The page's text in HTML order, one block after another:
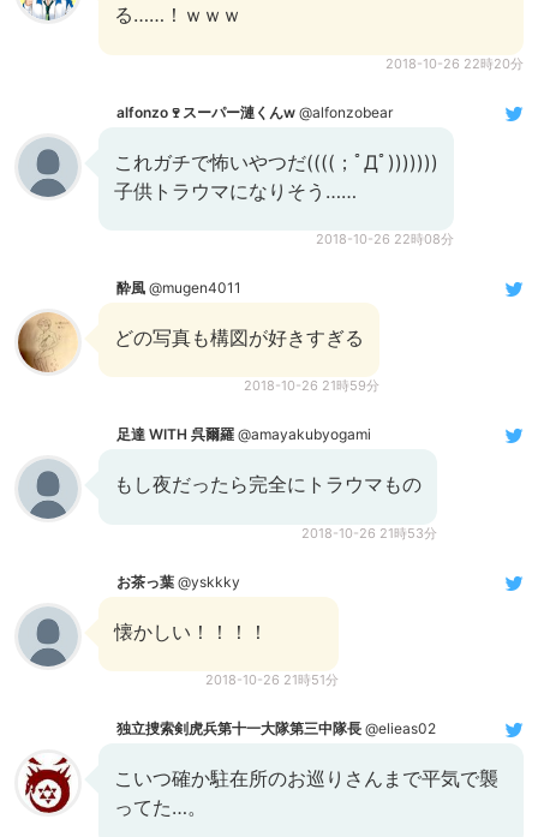
る……！ｗｗｗ
2018-10-26 22時20分
alfonzo🍷スーパー漣くんw @alfonzobear
これガチで怖いやつだ((((；ﾟДﾟ)))))))
子供トラウマになりそう……
2018-10-26 22時08分
酔風 @mugen4011
どの写真も構図が好きすぎる
2018-10-26 21時59分
足達 WITH 呉爾羅 @amayakubyogami
もし夜だったら完全にトラウマもの
2018-10-26 21時53分
お茶っ葉 @yskkky
懐かしい！！！！
2018-10-26 21時51分
独立捜索剣虎兵第十一大隊第三中隊長 @elieas02
こいつ確か駐在所のお巡りさんまで平気で襲
ってた…。